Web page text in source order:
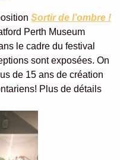
Sortir de l’ombre !
Perth Museum
le cadre du festival
sont exposées. On
de 15 ans de création
Plus de détails